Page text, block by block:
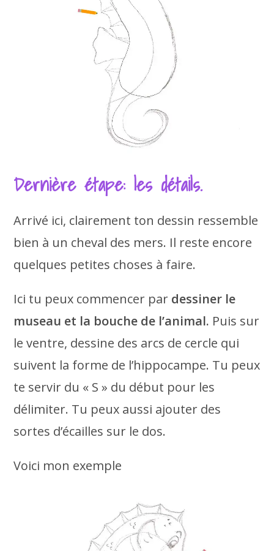
Dernière étape: les détails.
Arrivé ici, clairement ton dessin ressemble
bien à un cheval des mers. Il reste encore
quelques petites choses à faire.
Ici tu peux commencer par dessiner le
museau et la bouche de l’animal. Puis sur
le ventre, dessine des arcs de cercle qui
suivent la forme de l’hippocampe. Tu peux
te servir du « S » du début pour les
délimiter. Tu peux aussi ajouter des
sortes d’écailles sur le dos.
Voici mon exemple